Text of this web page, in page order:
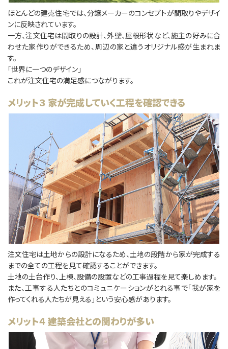
ほとんどの建売住宅では、分譲メーカーのコンセプトが間取りやデザイ
ンに反映されています。
⼀方、注文住宅は間取りの設計、外壁、屋根形状など、施主の好みに合
わせた家作りができるため、周辺の家と違うオリジナル感が生まれま
す。
「世界に⼀つのデザイン」
これが注文住宅の満足感につながります。
メリット３ 家が完成していく工程を確認できる
注文住宅は土地からの設計になるため、土地の段階から家が完成する
までの全ての工程を見て確認することができます。
土地の土台作り、上棟、設備の設置などの工事過程を見て楽しめます。
また、工事する人たちとのコミュニケーションがとれる事で「我が家を
作ってくれる人たちが見える」という安心感があります。
メリット４ 建築会社との関わりが多い